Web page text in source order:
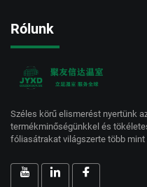
Rólunk
Széles körű elismerést nyertünk
termékminőségünkkel és
fóliasátrakat világszerte több mint